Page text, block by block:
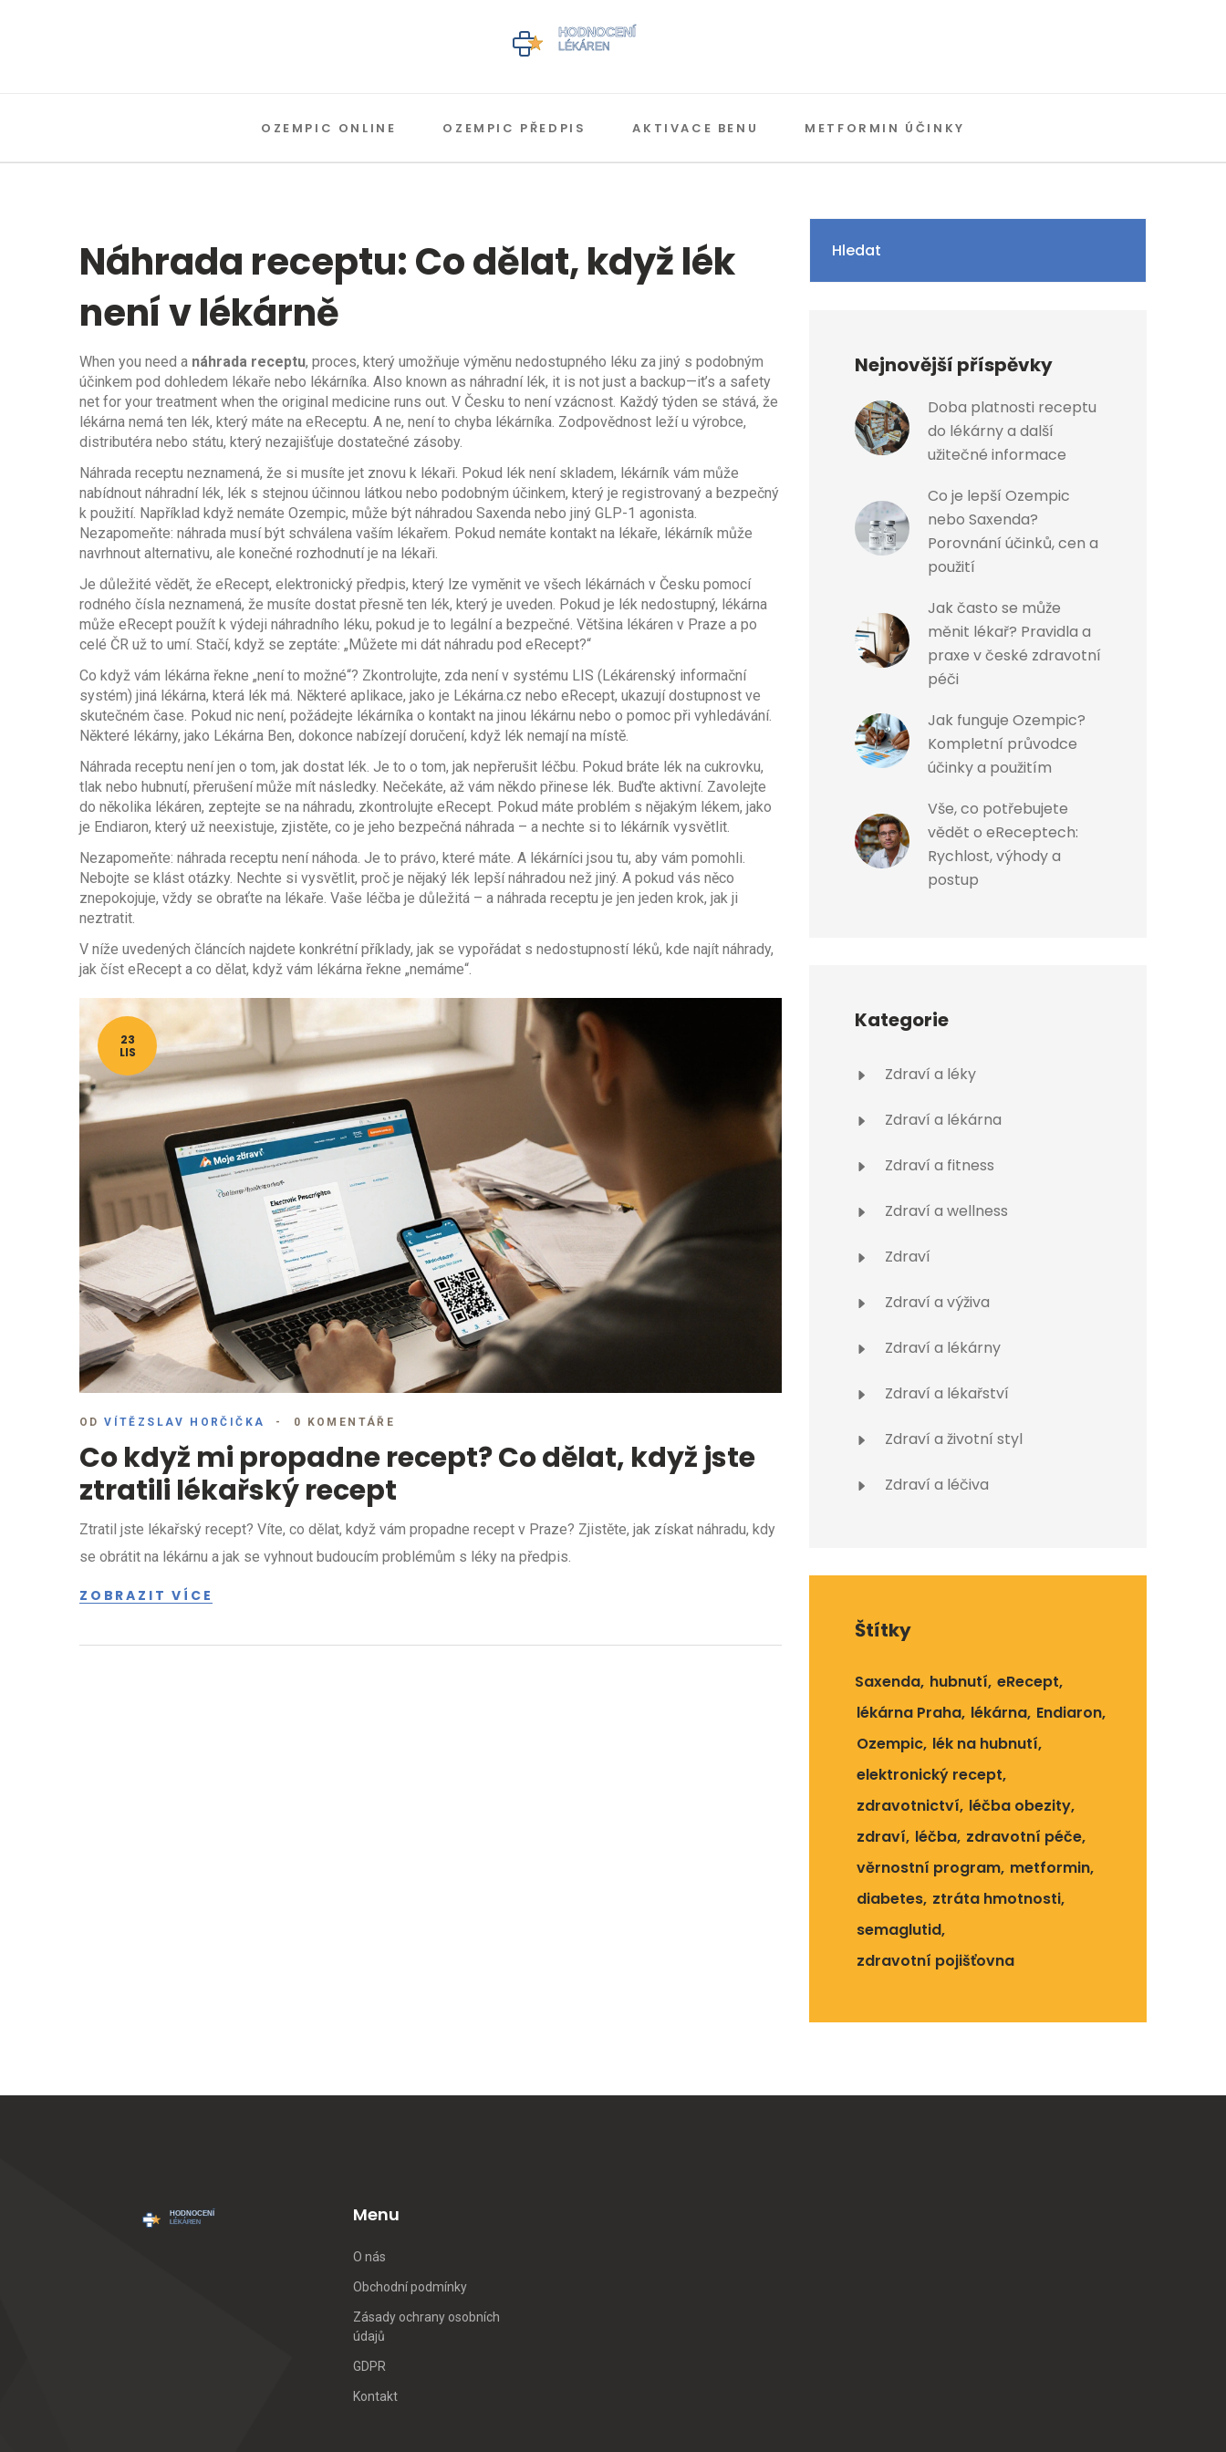
OZEMPIC ONLINE OZEMPIC PŘEDPIS AKTIVACE BENU METFORMIN ÚČINKY
Náhrada receptu: Co dělat, když lék
není v lékárně
When you need a náhrada receptu, proces, který umožňuje výměnu nedostupného léku za jiný s podobným
účinkem pod dohledem lékaře nebo lékárníka. Also known as náhradní lék, it is not just a backup—it’s a safety
net for your treatment when the original medicine runs out. V Česku to není vzácnost. Každý týden se stává, že
lékárna nemá ten lék, který máte na eReceptu. A ne, není to chyba lékárníka. Zodpovědnost leží u výrobce,
distributéra nebo státu, který nezajišťuje dostatečné zásoby.
Náhrada receptu neznamená, že si musíte jet znovu k lékaři. Pokud lék není skladem, lékárník vám může
nabídnout náhradní lék, lék s stejnou účinnou látkou nebo podobným účinkem, který je registrovaný a bezpečný
k použití. Například když nemáte Ozempic, může být náhradou Saxenda nebo jiný GLP-1 agonista.
Nezapomeňte: náhrada musí být schválena vaším lékařem. Pokud nemáte kontakt na lékaře, lékárník může
navrhnout alternativu, ale konečné rozhodnutí je na lékaři.
Je důležité vědět, že eRecept, elektronický předpis, který lze vyměnit ve všech lékárnách v Česku pomocí
rodného čísla neznamená, že musíte dostat přesně ten lék, který je uveden. Pokud je lék nedostupný, lékárna
může eRecept použít k výdeji náhradního léku, pokud je to legální a bezpečné. Většina lékáren v Praze a po
celé ČR už to umí. Stačí, když se zeptáte: „Můžete mi dát náhradu pod eRecept?“
Co když vám lékárna řekne „není to možné“? Zkontrolujte, zda není v systému LIS (Lékárenský informační
systém) jiná lékárna, která lék má. Některé aplikace, jako je Lékárna.cz nebo eRecept, ukazují dostupnost ve
skutečném čase. Pokud nic není, požádejte lékárníka o kontakt na jinou lékárnu nebo o pomoc při vyhledávání.
Některé lékárny, jako Lékárna Ben, dokonce nabízejí doručení, když lék nemají na místě.
Náhrada receptu není jen o tom, jak dostat lék. Je to o tom, jak nepřerušit léčbu. Pokud bráte lék na cukrovku,
tlak nebo hubnutí, přerušení může mít následky. Nečekáte, až vám někdo přinese lék. Buďte aktivní. Zavolejte
do několika lékáren, zeptejte se na náhradu, zkontrolujte eRecept. Pokud máte problém s nějakým lékem, jako
je Endiaron, který už neexistuje, zjistěte, co je jeho bezpečná náhrada – a nechte si to lékárník vysvětlit.
Nezapomeňte: náhrada receptu není náhoda. Je to právo, které máte. A lékárníci jsou tu, aby vám pomohli.
Nebojte se klást otázky. Nechte si vysvětlit, proč je nějaký lék lepší náhradou než jiný. A pokud vás něco
znepokojuje, vždy se obraťte na lékaře. Vaše léčba je důležitá – a náhrada receptu je jen jeden krok, jak ji
neztratit.
V níže uvedených článcích najdete konkrétní příklady, jak se vypořádat s nedostupností léků, kde najít náhrady,
jak číst eRecept a co dělat, když vám lékárna řekne „nemáme“.
23
LIS
ODVÍTĚZSLAV HORČIČKA 0 KOMENTÁŘE
Co když mi propadne recept? Co dělat, když jste
ztratili lékařský recept
Ztratil jste lékařský recept? Víte, co dělat, když vám propadne recept v Praze? Zjistěte, jak získat náhradu, kdy
se obrátit na lékárnu a jak se vyhnout budoucím problémům s léky na předpis.
ZOBRAZIT VÍCE
Hledat
Nejnovější příspěvky
Doba platnosti receptu
do lékárny a další
užitečné informace
Co je lepší Ozempic
nebo Saxenda?
Porovnání účinků, cen a
použití
Jak často se může
měnit lékař? Pravidla a
praxe v české zdravotní
péči
Jak funguje Ozempic?
Kompletní průvodce
účinky a použitím
Vše, co potřebujete
vědět o eReceptech:
Rychlost, výhody a
postup
Kategorie
Zdraví a léky
Zdraví a lékárna
Zdraví a fitness
Zdraví a wellness
Zdraví
Zdraví a výživa
Zdraví a lékárny
Zdraví a lékařství
Zdraví a životní styl
Zdraví a léčiva
Štítky
Saxenda hubnutí eRecept
lékárna Praha lékárna Endiaron
Ozempic lék na hubnutí
elektronický recept
zdravotnictví léčba obezity
zdraví léčba zdravotní péče
věrnostní program metformin
diabetes ztráta hmotnosti
semaglutid
zdravotní pojišťovna
Menu
O nás
Obchodní podmínky
Zásady ochrany osobních
údajů
GDPR
Kontakt